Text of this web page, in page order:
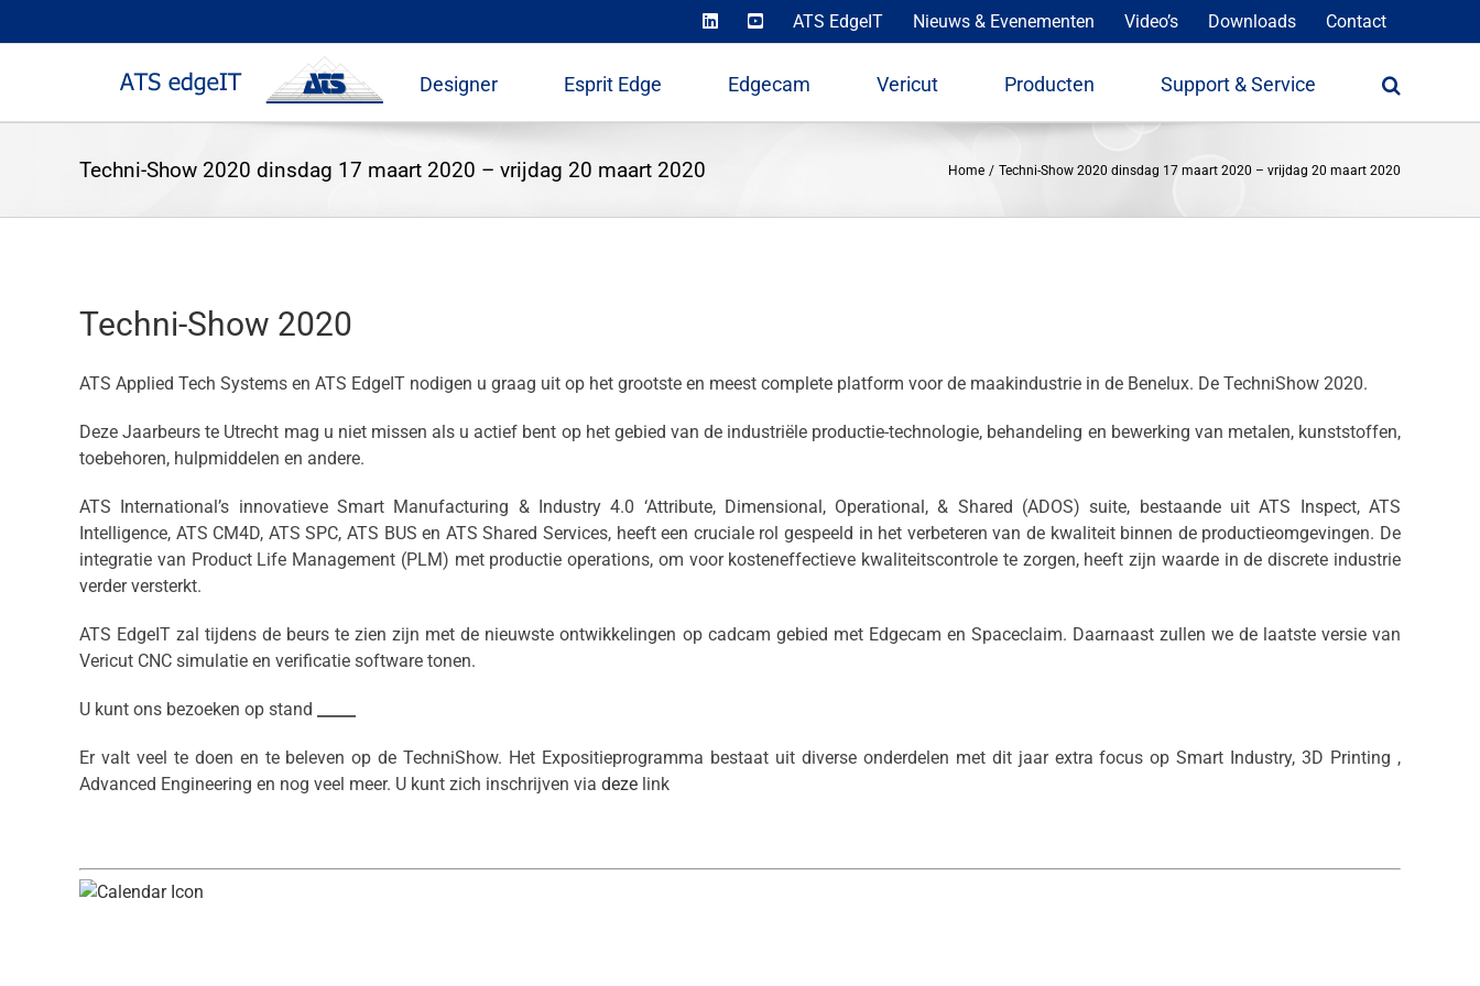
to
ATS EdgeIT Nieuws & Evenementen Video’s Downloads Contact
Designer Esprit Edge Edgecam Vericut Producten Support & Service
Techni-Show 2020 dinsdag 17 maart 2020 – vrijdag 20 maart 2020 Home Techni-Show 2020 dinsdag 17 maart 2020 – vrijdag 20 maart 2020
Techni-Show 2020
ATS Applied Tech Systems en ATS EdgeIT nodigen u graag uit op het grootste en meest complete platform voor de maakindustrie in de Benelux. De TechniShow 2020.
Deze Jaarbeurs te Utrecht mag u niet missen als u actief bent op het gebied van de industriële productie-technologie, behandeling en bewerking van metalen, kunststoffen,
toebehoren, hulpmiddelen en andere.
ATS International’s innovatieve Smart Manufacturing & Industry 4.0 ‘Attribute, Dimensional, Operational, & Shared (ADOS) suite, bestaande uit ATS Inspect, ATS
Intelligence, ATS CM4D, ATS SPC, ATS BUS en ATS Shared Services, heeft een cruciale rol gespeeld in het verbeteren van de kwaliteit binnen de productieomgevingen. De
integratie van Product Life Management (PLM) met productie operations, om voor kosteneffectieve kwaliteitscontrole te zorgen, heeft zijn waarde in de discrete industrie
verder versterkt.
ATS EdgeIT zal tijdens de beurs te zien zijn met de nieuwste ontwikkelingen op cadcam gebied met Edgecam en Spaceclaim. Daarnaast zullen we de laatste versie van
Vericut CNC simulatie en verificatie software tonen.
U kunt ons bezoeken op stand
Er valt veel te doen en te beleven op de TechniShow. Het Expositieprogramma bestaat uit diverse onderdelen met dit jaar extra focus op Smart Industry, 3D Printing ,
Advanced Engineering en nog veel meer. U kunt zich inschrijven via deze link